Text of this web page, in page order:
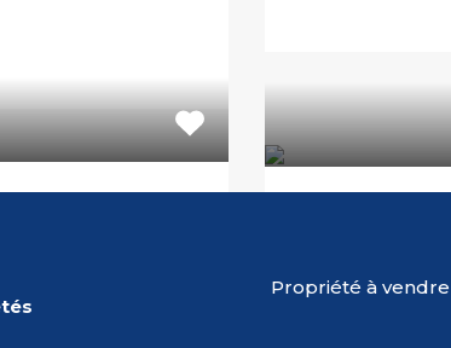
PARKING Situé…
Propriété à